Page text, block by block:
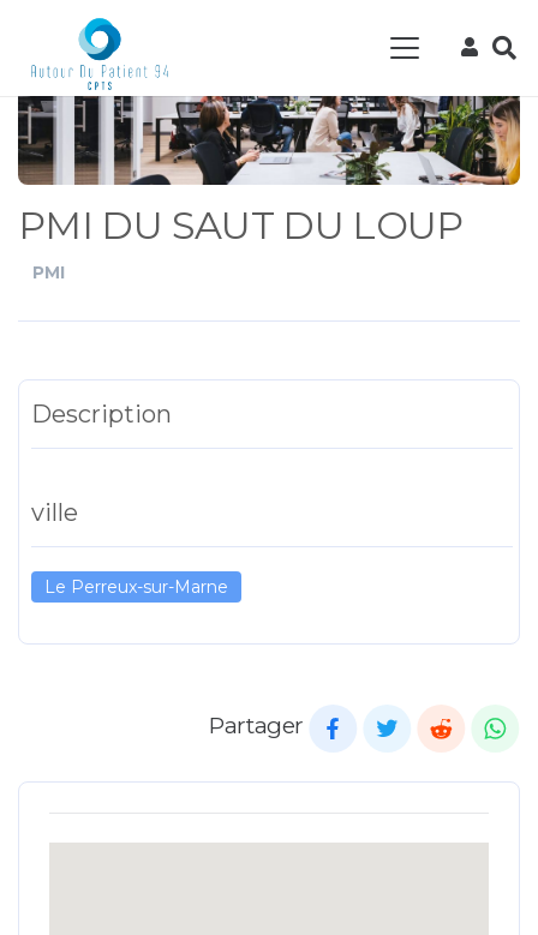
PMI DU SAUT DU LOUP
PMI
Description
ville
Le Perreux-sur-Marne
Partager